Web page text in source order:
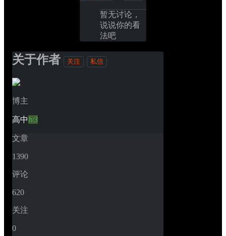
暂无讨论，
说说你的看
法吧
关于作者 关注 私信
博主
高中lv3
文章
1390
评论
620
关注
0